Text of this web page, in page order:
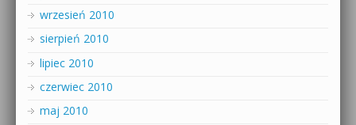
wrzesień 2010
sierpień 2010
lipiec 2010
czerwiec 2010
maj 2010